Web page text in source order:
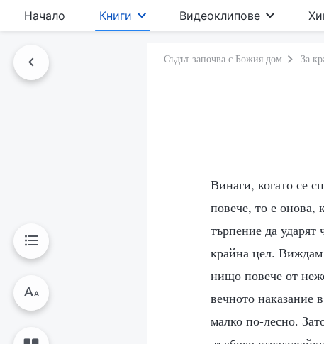
Начало Книги Видеоклипове
Съдът започва с Божия дом За
Винаги, когато се
повече, то е онова,
търпение да ударят
крайна цел. Виждам
нищо повече от
вечното наказание
малко по-лесно.